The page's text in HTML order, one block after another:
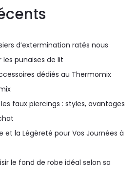
d’extermination ratés nous
punaises de lit
dédiés au Thermomix
faux piercings : styles, avantages
et la Légèreté pour Vos Journées à
le fond de robe idéal selon sa